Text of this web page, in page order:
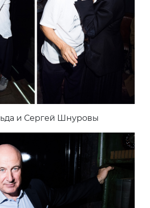
и Сергей Шнуровы